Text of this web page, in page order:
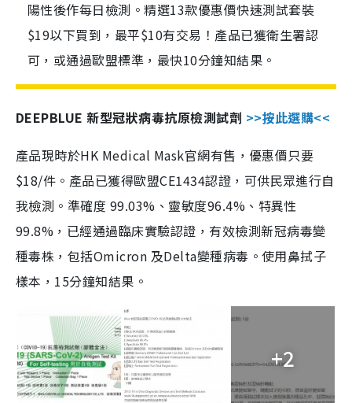
陽性後作每日檢測。精選13款優惠價快速測試套裝
$19以下買到，最平$10有交易！產品已獲衛生署認
可，或通過歐盟標準，最快10分鐘知結果。
DEEPBLUE 新型冠狀病毒抗原檢測試劑 >>按此選購<<
產品現時於HK Medical Mask官網有售，優惠價只要
$18/件。產品已獲得歐盟CE1434認證，可供民眾進行自
我檢測。準確度 99.03%、靈敏度96.4%、特異性
99.8%，已經通過臨床實驗認證，有效檢測新冠病毒變
種毒株，包括Omicron 及Delta變種病毒。使用鼻拭子
樣本，15分鐘知結果。
+2